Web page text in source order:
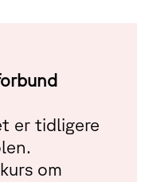
er tidligere
om